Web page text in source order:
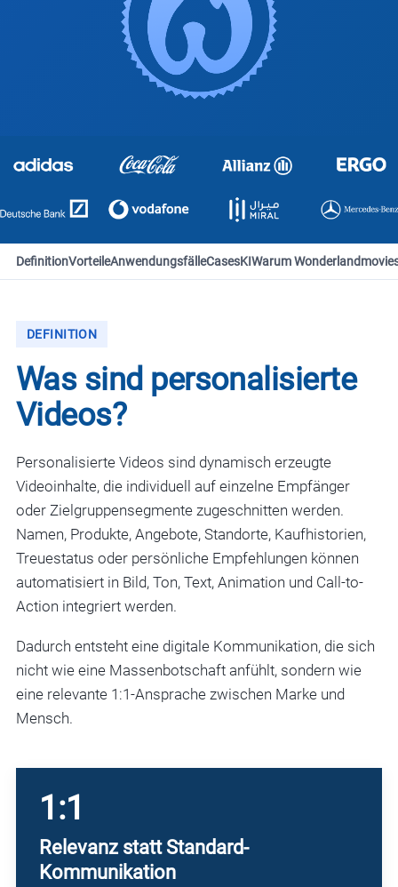
DefinitionVorteileAnwendungsfälleCasesKIWarum
DEFINITION
Was sind personalisierte
Videos?
Personalisierte Videos sind dynamisch erzeugte
Videoinhalte, die individuell auf einzelne Empfänger
oder Zielgruppensegmente zugeschnitten werden.
Namen, Produkte, Angebote, Standorte, Kaufhistorien,
Treuestatus oder persönliche Empfehlungen können
automatisiert in Bild, Ton, Text, Animation und Call-to-
Action integriert werden.
Dadurch entsteht eine digitale Kommunikation, die sich
nicht wie eine Massenbotschaft anfühlt, sondern wie
eine relevante 1:1-Ansprache zwischen Marke und
Mensch.
1:1
Relevanz statt Standard-
Kommunikation